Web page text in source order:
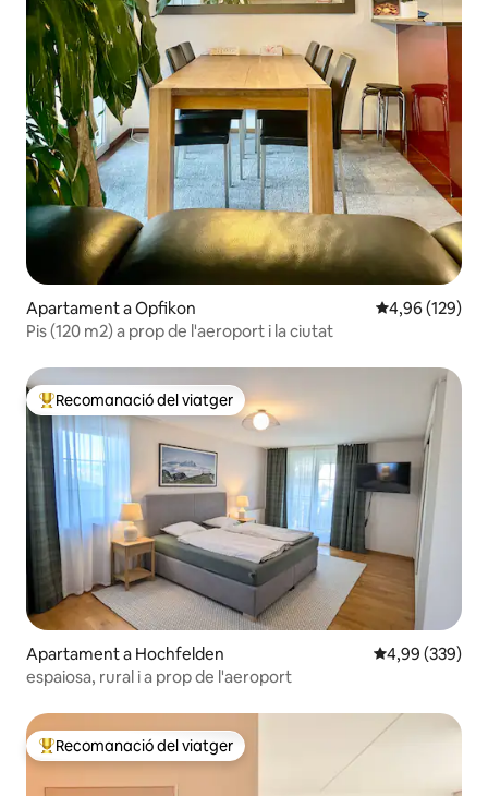
Apartament a Opfikon 4,96 de
4,96 (129)
Pis (120 m2) a prop de l'aeroport i la ciutat
Principals recomanacions dels viatgers
Recomanació del viatger
Apartament a Hochfelden 4,99 de
4,99 (339)
espaiosa, rural i a prop de l'aeroport
Principals recomanacions dels viatgers
Recomanació del viatger